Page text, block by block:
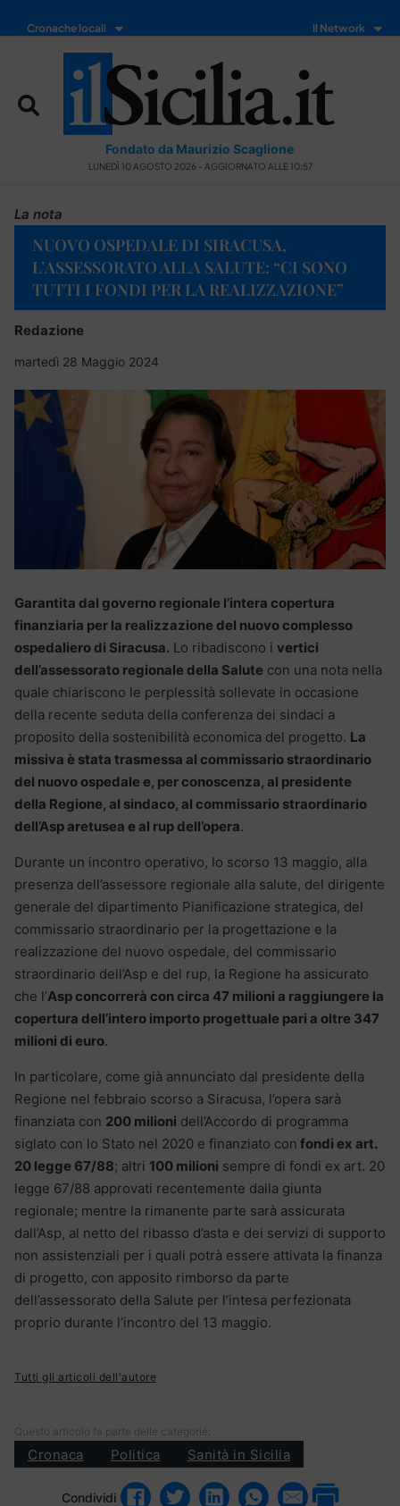
Cronache locali Il Network
Fondato da Maurizio Scaglione
LUNEDÌ 10 AGOSTO 2026 - AGGIORNATO ALLE 10:57
La nota
NUOVO OSPEDALE DI SIRACUSA,
L’ASSESSORATO ALLA SALUTE: “CI SONO
TUTTI I FONDI PER LA REALIZZAZIONE”
Redazione
martedì 28 Maggio 2024
Garantita dal governo regionale l’intera copertura
finanziaria per la realizzazione del nuovo complesso
ospedaliero di Siracusa. Lo ribadiscono i vertici
dell’assessorato regionale della Salute con una nota nella
quale chiariscono le perplessità sollevate in occasione
della recente seduta della conferenza dei sindaci a
proposito della sostenibilità economica del progetto. La
missiva è stata trasmessa al commissario straordinario
del nuovo ospedale e, per conoscenza, al presidente
della Regione, al sindaco, al commissario straordinario
dell’Asp aretusea e al rup dell’opera.
Durante un incontro operativo, lo scorso 13 maggio, alla
presenza dell’assessore regionale alla salute, del dirigente
generale del dipartimento Pianificazione strategica, del
commissario straordinario per la progettazione e la
realizzazione del nuovo ospedale, del commissario
straordinario dell’Asp e del rup, la Regione ha assicurato
che l’Asp concorrerà con circa 47 milioni a raggiungere la
copertura dell’intero importo progettuale pari a oltre 347
milioni di euro.
In particolare, come già annunciato dal presidente della
Regione nel febbraio scorso a Siracusa, l’opera sarà
finanziata con 200 milioni dell’Accordo di programma
siglato con lo Stato nel 2020 e finanziato con fondi ex art.
20 legge 67/88; altri 100 milioni sempre di fondi ex art. 20
legge 67/88 approvati recentemente dalla giunta
regionale; mentre la rimanente parte sarà assicurata
dall’Asp, al netto del ribasso d’asta e dei servizi di supporto
non assistenziali per i quali potrà essere attivata la finanza
di progetto, con apposito rimborso da parte
dell’assessorato della Salute per l’intesa perfezionata
proprio durante l’incontro del 13 maggio.
Tutti gli articoli dell'autore
Questo articolo fa parte delle categorie:
Cronaca Politica Sanità in Sicilia
Condividi